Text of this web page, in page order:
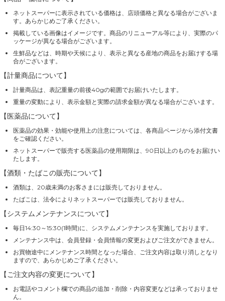
ネットスーパーに表示されている価格は、店頭価格と異なる場合がございま
す。あらかじめご了承ください。
掲載している画像はイメージです。商品のリニューアル等により、実際のパ
ッケージが異なる場合がございます。
生鮮品などは、時期や天候により、表示と異なる産地の商品をお届けする場
合がございます。
【計量商品について】
計量商品は、表記重量の前後40gの範囲でお届けいたします。
重量の変動により、表示金額と実際の請求金額が異なる場合がございます。
【医薬品について】
医薬品の効果・効能や使用上の注意については、各商品ページから添付文書
をご確認ください。
ネットスーパーで販売する医薬品の使用期限は、90日以上のものをお届けい
たします。
【酒類・たばこの販売について】
酒類は、20歳未満のお客さまには販売しておりません。
たばこは、法令によりネットスーパーでは販売しておりません。
【システムメンテナンスについて】
毎日14:30～15:30(1時間)に、システムメンテナンスを実施しております。
メンテナンス中は、会員登録・会員情報の変更およびご注文ができません。
お買物途中にメンテナンス時間となった場合、ご注文内容は取り消しとなり
ますので、あらかじめご了承ください。
【ご注文内容の変更について】
お電話やコメント欄での商品の追加・削除・内容変更などは承っておりませ
ん。